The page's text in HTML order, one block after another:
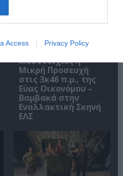
Access Privacy Policy
Μεσοτοιχίες ή
Μικρή Προσευχή
στις 3κ46 π.μ., της
Εύας Οικονόμου –
Βαμβακά στην
Εναλλακτική Σκηνή
ΕΛΣ